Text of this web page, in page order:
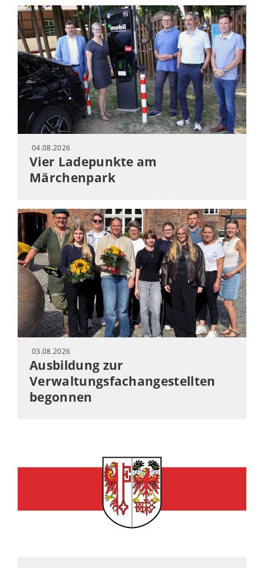
04.08.2026
Vier Ladepunkte am
Märchenpark
03.08.2026
Ausbildung zur
Verwaltungsfachangestellten
begonnen